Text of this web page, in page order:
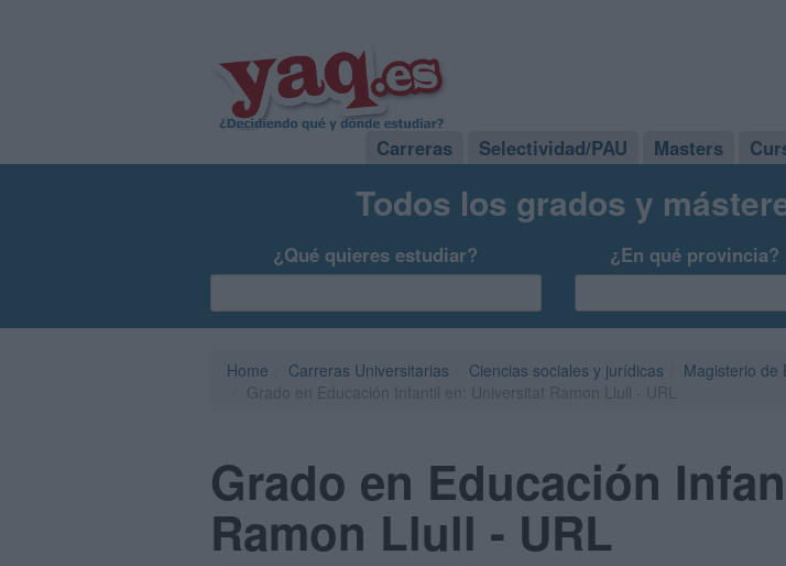
Carreras Selectividad/PAU Masters
Todos los grados y
¿Qué quieres estudiar? ¿En qué provincia?
Home Carreras Universitarias Ciencias sociales y jurídicas
Magisterio de
Grado en Educación
Ramon Llull - URL